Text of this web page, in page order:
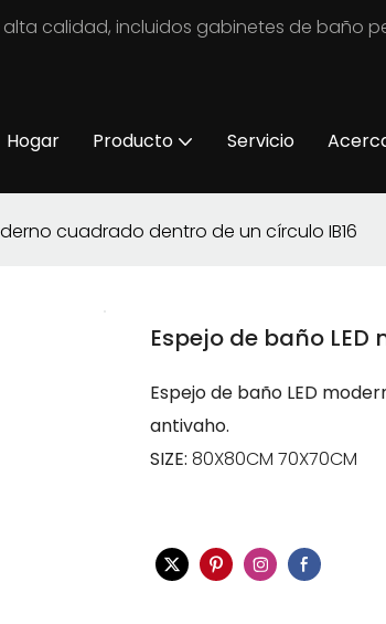
calidad, incluidos gabinetes de baño
Hogar Producto Servicio
cuadrado dentro de un círculo IB16
Espejo de baño
Espejo de baño LED
antivaho.
SIZE: 80X80CM 70X70CM